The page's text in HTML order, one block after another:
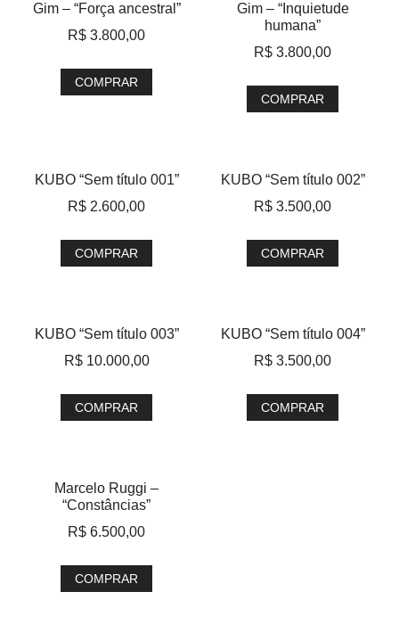
Gim – “Força ancestral”
R$ 3.800,00
COMPRAR
Gim – “Inquietude
humana”
R$ 3.800,00
COMPRAR
KUBO “Sem título 001”
R$ 2.600,00
COMPRAR
KUBO “Sem título 002”
R$ 3.500,00
COMPRAR
KUBO “Sem título 003”
R$10.000,00
COMPRAR
KUBO “Sem título 004”
R$ 3.500,00
COMPRAR
Marcelo Ruggi –
“Constâncias”
R$ 6.500,00
COMPRAR